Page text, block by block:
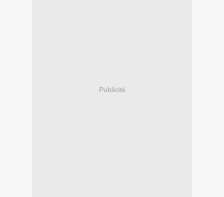
Publicité